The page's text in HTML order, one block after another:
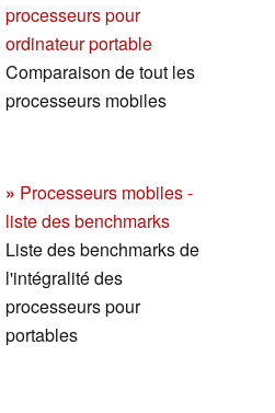
processeurs pour
ordinateur portable
Comparaison de tout les
processeurs mobiles
» Processeurs mobiles -
liste des benchmarks
Liste des benchmarks de
l'intégralité des
processeurs pour
portables